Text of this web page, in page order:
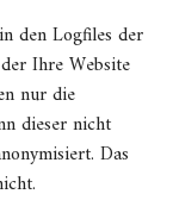
den Logfiles der
Ihre Website
nur die
dieser nicht
Das